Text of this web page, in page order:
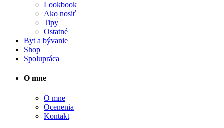
Lookbook
Ako nosiť
Tipy
Ostatné
Byt a bývanie
Shop
Spolupráca
O mne
O mne
Ocenenia
Kontakt